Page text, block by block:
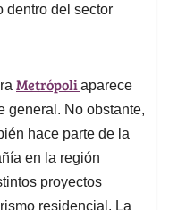
dentro del sector
Metrópoli aparece
general. No obstante,
hace parte de la
en la región
proyectos
residencial. La